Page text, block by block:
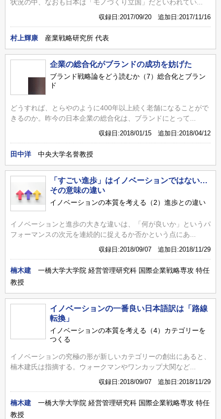
状況の中、なおも日本は「モノづくり立国」だといわれてい...
収録日:2017/09/20 追加日:2017/11/16
村上輝康 産業戦略研究所 代表
企業の総合化がブランドの成功を妨げた
ブランド戦略論をどう読むか（7）総合化とブラン
ド
どうすれば、とらやのように400年以上続く老舗になることがで
きるのか。昨今の日本企業の総合化は、ブランドにとって...
収録日:2018/01/15 追加日:2018/04/12
田中洋 中央大学名誉教授
「すごい進歩」はイノベーションではない…
その意味の違い
イノベーションの本質を考える（2）進歩との違い
イノベーションと進歩の大きな違いは、「何が良いか」というパ
フォーマンスの次元を連続的に捉えるか否かという点にあ...
収録日:2018/09/07 追加日:2018/11/29
楠木建
一橋大学大学院 経営管理研究科 国際企業戦略専攻 特任
教授
イノベーションの一番良い日本語訳は「路線
転換」
イノベーションの本質を考える（4）カテゴリーを
つくる
イノベーションの究極の形が新しいカテゴリーの創出にあると、
楠木建氏は指摘する。ウォークマンやワンカップ大関など...
収録日:2018/09/07 追加日:2018/11/29
楠木建
一橋大学大学院 経営管理研究科 国際企業戦略専攻 特任
教授